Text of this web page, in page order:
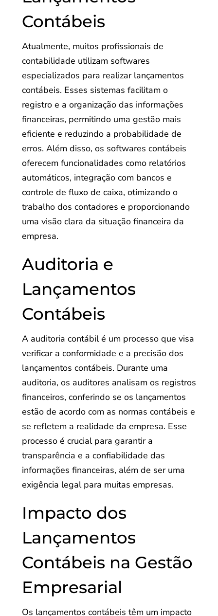
Contábeis
Atualmente, muitos profissionais de
contabilidade utilizam softwares
especializados para realizar lançamentos
contábeis. Esses sistemas facilitam o
registro e a organização das informações
financeiras, permitindo uma gestão mais
eficiente e reduzindo a probabilidade de
erros. Além disso, os softwares contábeis
oferecem funcionalidades como relatórios
automáticos, integração com bancos e
controle de fluxo de caixa, otimizando o
trabalho dos contadores e proporcionando
uma visão clara da situação financeira da
empresa.
Auditoria e
Lançamentos
Contábeis
A auditoria contábil é um processo que visa
verificar a conformidade e a precisão dos
lançamentos contábeis. Durante uma
auditoria, os auditores analisam os registros
financeiros, conferindo se os lançamentos
estão de acordo com as normas contábeis e
se refletem a realidade da empresa. Esse
processo é crucial para garantir a
transparência e a confiabilidade das
informações financeiras, além de ser uma
exigência legal para muitas empresas.
Impacto dos
Lançamentos
Contábeis na Gestão
Empresarial
Os lançamentos contábeis têm um impacto